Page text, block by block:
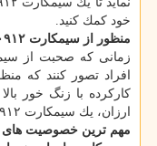
خود كمك كنید.
منظور از سیمكارت ۰۹۱۲ ارزان چیست؟
زمانی كه صحبت از
افراد تصور كنند كه
كاركرده با زنگ خور
ارزان، یك سیمكارت ۰۹۱۲ صفر، رند و در عین حال دائمی است
مهم ترین خصوصیت های سیمكارت ۰۹۱۲